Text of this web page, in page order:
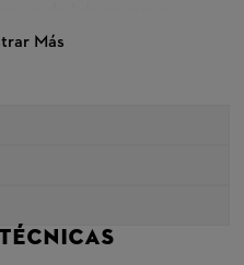
Una válvula de retención
se logra gracias al
batería STIHL SEA 20
AL 1 incluye varios
boquilla para rincones,
Más